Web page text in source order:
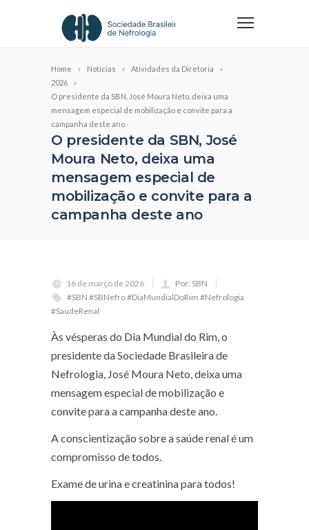
Home Notícias
Atividades da Diretoria
2026
O presidente da SBN, José Moura Neto, deixa uma
mensagem especial de mobilização e convite para a
campanha deste ano
O presidente da SBN, José
Moura Neto, deixa uma
mensagem especial de
mobilização e convite para a
campanha deste ano
16 de março de 2026
Por: SBN
#SBN #SBNefro #DiaMundialDoRim #Nefrologia
#SaudeRenal
Às vésperas do Dia Mundial do Rim, o
presidente da Sociedade Brasileira de
Nefrologia, José Moura Neto, deixa uma
mensagem especial de mobilização e
convite para a campanha deste ano.
A conscientização sobre a saúde renal é um
compromisso de todos.
Exame de urina e creatinina para todos!